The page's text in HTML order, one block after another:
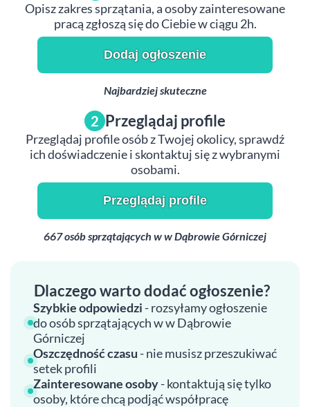
Opisz zakres sprzątania, a osoby zainteresowane
pracą zgłoszą się do Ciebie w ciągu 2h.
Dodaj ogłoszenie
Najbardziej skuteczne
2 Przeglądaj profile
Przeglądaj profile osób z Twojej okolicy, sprawdź
ich doświadczenie i skontaktuj się z wybranymi
osobami.
Przeglądaj profile
667 osób sprzątających w w Dąbrowie Górniczej
Dlaczego warto dodać ogłoszenie?
Szybkie odpowiedzi - rozsyłamy ogłoszenie
do osób sprzątających w w Dąbrowie
Górniczej
Oszczędność czasu - nie musisz przeszukiwać
setek profili
Zainteresowane osoby- kontaktują się tylko
osoby, które chcą podjąć współpracę